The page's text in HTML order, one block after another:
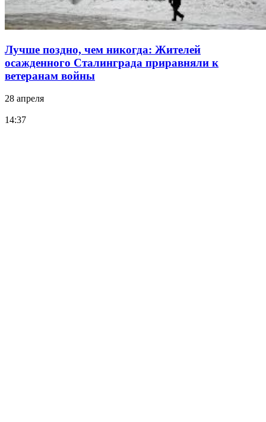
Лучше поздно, чем никогда: Жителей
осажденного Сталинграда приравняли к
ветеранам войны
28 апреля
14:37